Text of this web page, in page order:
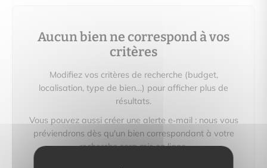
Aucun bien ne correspond à vos
critères
Modifiez vos critères de recherche (budget,
localisation, type de bien…) pour afficher plus de
résultats.
Vous pouvez aussi créer une alerte e‑mail : nous vous
préviendrons dès qu'un bien correspondant à votre
recherche sera mis en ligne.